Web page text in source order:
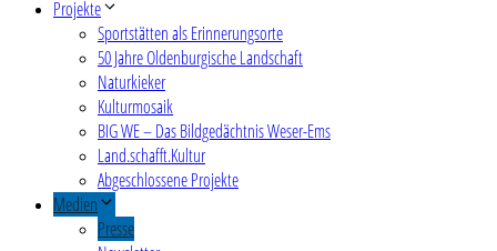
Projekte
Sportstätten als Erinnerungsorte
50 Jahre Oldenburgische Landschaft
Naturkieker
Kulturmosaik
BIG WE – Das Bildgedächtnis Weser-Ems
Land.schafft.Kultur
Abgeschlossene Projekte
Medien
Presse